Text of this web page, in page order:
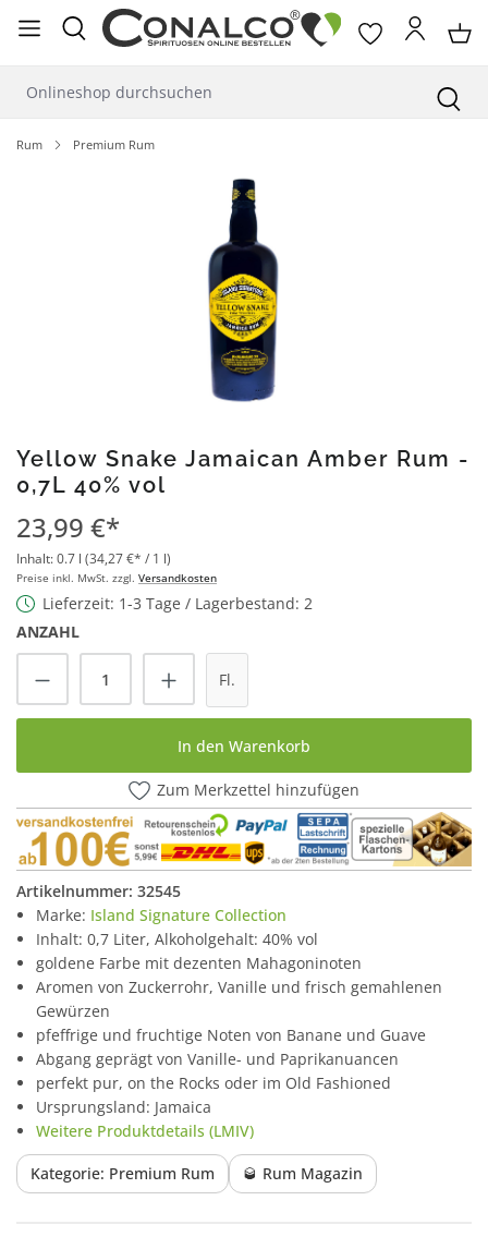
springen
Rum Premium Rum
Yellow Snake Jamaican Amber Rum -
0,7L 40% vol
23,99 €*
Inhalt:0.7 l (34,27 €* / 1 l)
Preise inkl. MwSt. zzgl. Versandkosten
Lieferzeit: 1-3 Tage / Lagerbestand: 2
ANZAHL
Produkt Anzahl: Gib den gewünschten
Fl.
In den Warenkorb
Zum Merkzettel hinzufügen
Artikelnummer: 32545
Marke: Island Signature Collection
Inhalt: 0,7 Liter, Alkoholgehalt: 40% vol
goldene Farbe mit dezenten Mahagoninoten
Aromen von Zuckerrohr, Vanille und frisch gemahlenen
Gewürzen
pfeffrige und fruchtige Noten von Banane und Guave
Abgang geprägt von Vanille- und Paprikanuancen
perfekt pur, on the Rocks oder im Old Fashioned
Ursprungsland: Jamaica
Weitere Produktdetails (LMIV)
Kategorie: Premium Rum 🥃 Rum Magazin